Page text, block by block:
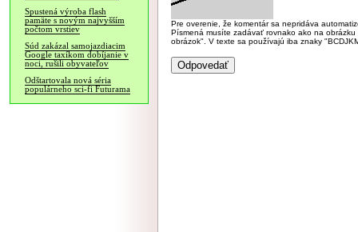
Spustená výroba flash
pamäte s novým najvyšším
počtom vrstiev
Súd zakázal samojazdiacim
Google taxíkom dobíjanie v
noci, rušili obyvateľov
Odštartovala nová séria
populárneho sci-fi Futurama
Pre overenie, že komentár sa nepridáva
Písmená musíte zadávať rovnako ako na
obrázok". V texte sa používajú iba znaky